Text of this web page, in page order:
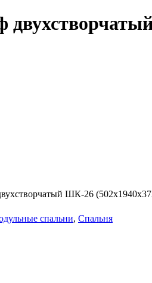
ШК-26
спальни, Спальня